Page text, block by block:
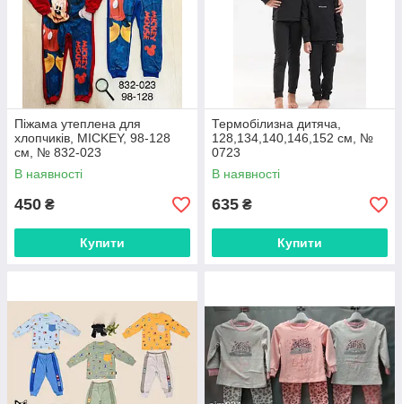
Піжама утеплена для
хлопчиків, MICKEY, 98-128
см, № 832-023
В наявності
450 ₴
Купити
Термобілизна дитяча,
128,134,140,146,152 см, №
0723
В наявності
635 ₴
Купити